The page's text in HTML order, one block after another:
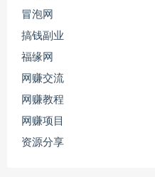
冒泡网
搞钱副业
福缘网
网赚交流
网赚教程
网赚项目
资源分享